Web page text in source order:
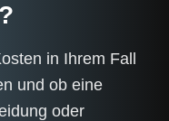
in Ihrem Fall
und ob eine
oder